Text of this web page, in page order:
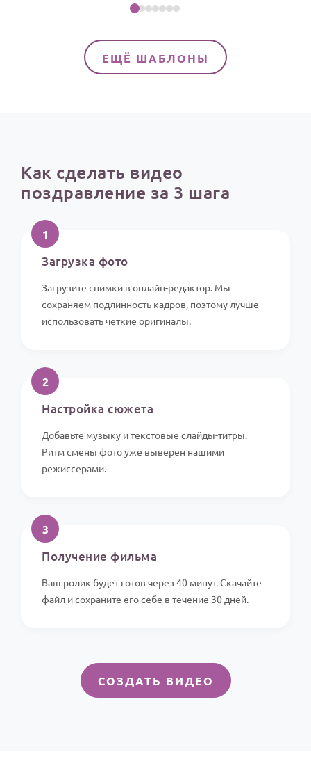
ЕЩЁ ШАБЛОНЫ
Как сделать видео
поздравление за 3 шага
1
Загрузка фото
Загрузите снимки в онлайн-редактор. Мы
сохраняем подлинность кадров, поэтому лучше
использовать четкие оригиналы.
2
Настройка сюжета
Добавьте музыку и текстовые слайды-титры.
Ритм смены фото уже выверен нашими
режиссерами.
3
Получение фильма
Ваш ролик будет готов через 40 минут. Скачайте
файл и сохраните его себе в течение 30 дней.
СОЗДАТЬ ВИДЕО